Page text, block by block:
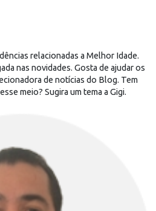
relacionadas a Melhor Idade.
nas novidades. Gosta de ajudar os
de notícias do Blog. Tem
meio? Sugira um tema a Gigi.